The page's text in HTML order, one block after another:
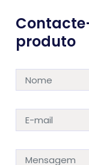
produto